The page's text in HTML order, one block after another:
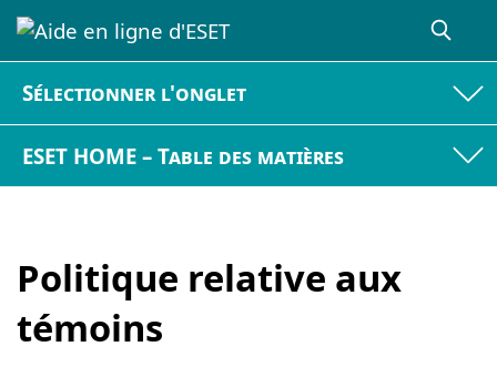
Sélectionner l'onglet
ESET HOME – Table des matières
Politique relative aux
témoins